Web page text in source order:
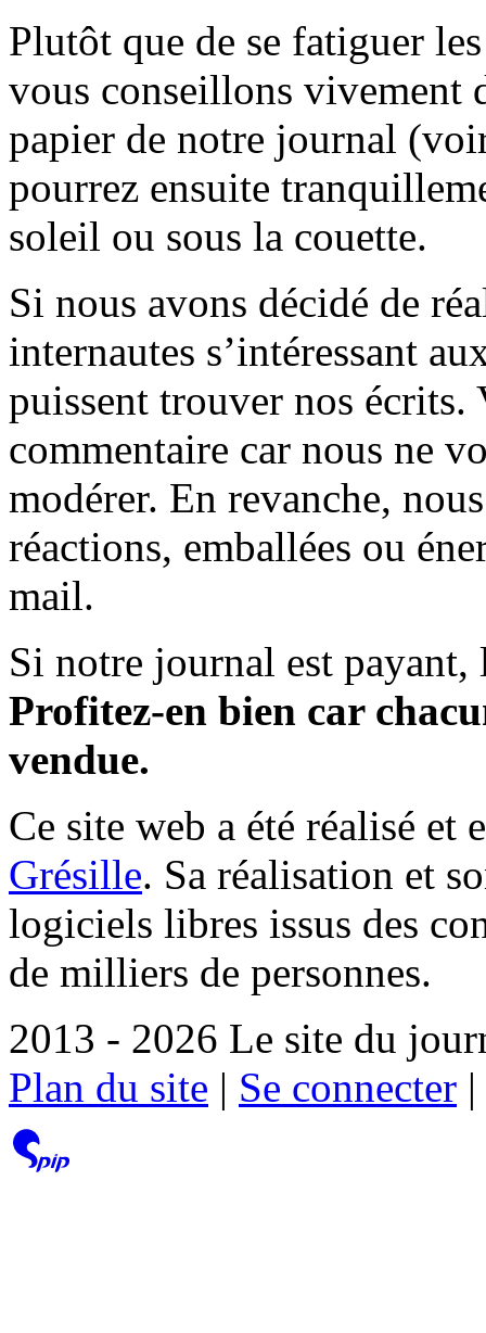
Plutôt que de se fatiguer
vous conseillons vivement
papier de notre journal
pourrez ensuite
soleil ou sous la couette.
Si nous avons décidé de
internautes s’intéressant
puissent trouver nos écrits.
commentaire car nous ne
modérer. En revanche,
réactions, emballées ou
mail.
Si notre journal est payant,
Profitez-en bien car
vendue.
Ce site web a été réalisé et
Grésille. Sa réalisation et
logiciels libres issus des
de milliers de personnes.
2013 - 2026 Le site du
Plan du site | Se connecter |